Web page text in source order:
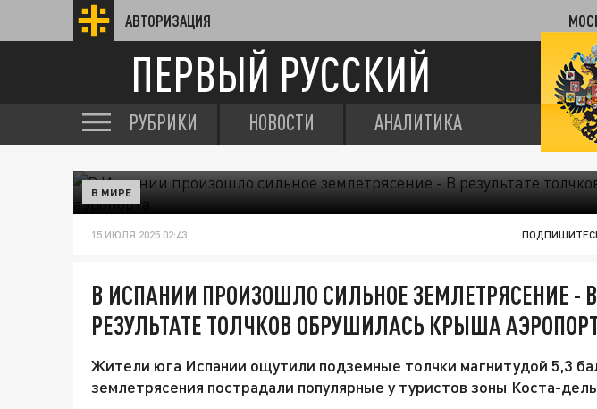
АВТОРИЗАЦИЯ
ПЕРВЫЙ РУССКИЙ
РУБРИКИ НОВОСТИ АНАЛИТИКА
В МИРЕ
15 ИЮЛЯ 2025 02:43
В ИСПАНИИ ПРОИЗОШЛО СИЛЬНОЕ ЗЕМЛЕТРЯСЕНИЕ - В
РЕЗУЛЬТАТЕ ТОЛЧКОВ ОБРУШИЛАСЬ КРЫША
Жители юга Испании ощутили подземные толчки магнитудой 5,3
землетрясения пострадали популярные у туристов зоны Коста-